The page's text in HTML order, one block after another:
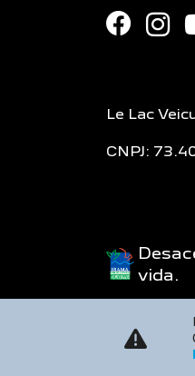
Le Lac
CNPJ:
vida.